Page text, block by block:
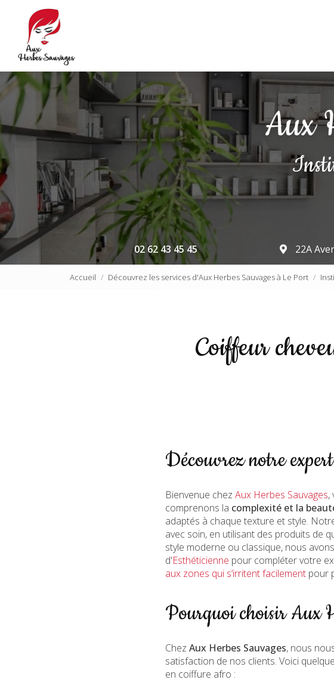
contenu
principal
02 62 43 45 45 22A
Accueil Découvrez les services d'Aux Herbes Sauvages à Le Port
Coiffeur
Découvrez notre
Bienvenue chez Aux Herbes Sauvages,
comprenons la complexité et la
adaptés à chaque texture et style.
avec soin, en utilisant des produits de
style moderne ou classique, nous
d'Esthéticienne pour compléter votre
aux zones qui s’irritent facilement pour
Pourquoi choisir Aux
Chez Aux Herbes Sauvages, nous
satisfaction de nos clients. Voici
en coiffure afro :